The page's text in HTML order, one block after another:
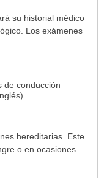
su historial médico
Los exámenes
de conducción
hereditarias. Este
o en ocasiones